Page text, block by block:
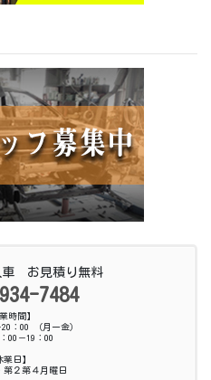
車 お見積り無料
7484
時間】
：00 （月ー金）
00－19：00
業日】
第２第４月曜日